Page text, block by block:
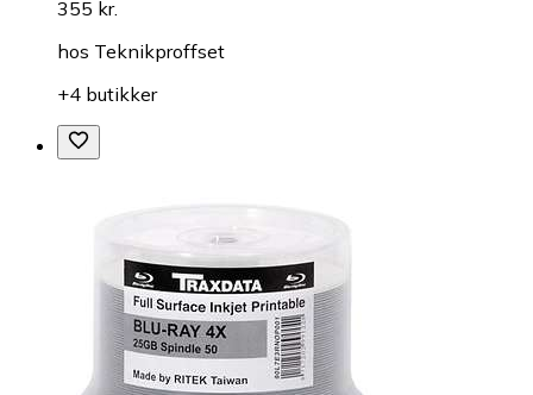
355 kr.
hos Teknikproffset
+4 butikker